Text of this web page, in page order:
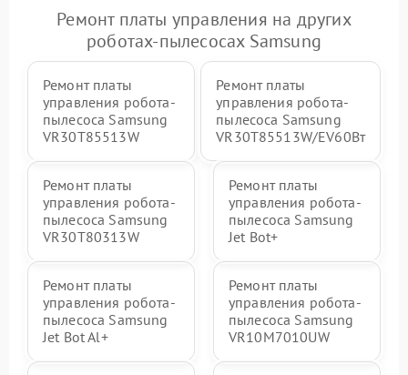
Ремонт платы управления на других
роботах-пылесосах Samsung
Ремонт платы
управления робота-
пылесоса Samsung
VR30T85513W
Ремонт платы
управления робота-
пылесоса Samsung
VR30T85513W/EV60Вт
Ремонт платы
управления робота-
пылесоса Samsung
VR30T80313W
Ремонт платы
управления робота-
пылесоса Samsung
Jet Bot+
Ремонт платы
управления робота-
пылесоса Samsung
Jet Bot Al+
Ремонт платы
управления робота-
пылесоса Samsung
VR10M7010UW